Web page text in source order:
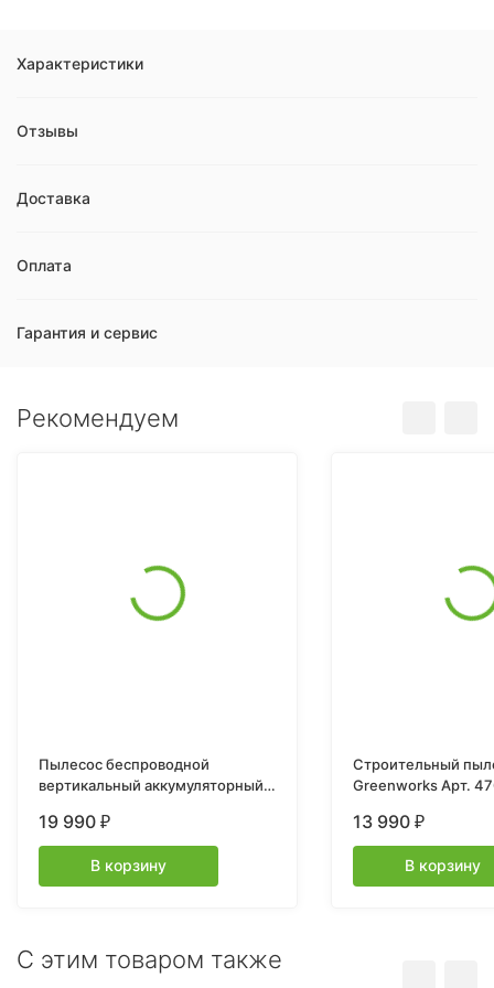
Характеристики
Отзывы
Доставка
Оплата
Гарантия и сервис
Рекомендуем
Пылесос беспроводной
вертикальный аккумуляторный
24V, с 1хАКБ 4 Ач и ЗУ
19 990 ₽
В корзину
Строительный
Greenworks Арт.
13 990 ₽
В корзину
C этим товаром также